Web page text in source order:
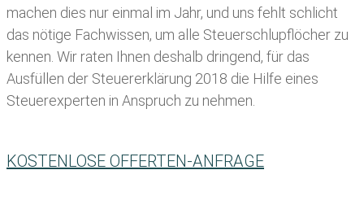
machen dies nur einmal im Jahr, und uns fehlt schlicht
das nötige Fachwissen, um alle Steuerschlupflöcher zu
kennen. Wir raten Ihnen deshalb dringend, für das
Ausfüllen der Steuererklärung 2018 die Hilfe eines
Steuerexperten in Anspruch zu nehmen.
KOSTENLOSE OFFERTEN-ANFRAGE